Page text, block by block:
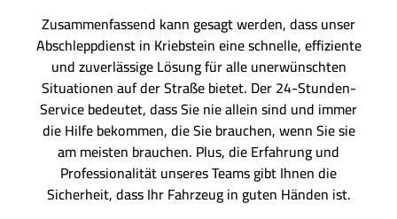
Zusammenfassend kann gesagt werden, dass unser
Abschleppdienst in Kriebstein eine schnelle, effiziente
und zuverlässige Lösung für alle unerwünschten
Situationen auf der Straße bietet. Der 24-Stunden-
Service bedeutet, dass Sie nie allein sind und immer
die Hilfe bekommen, die Sie brauchen, wenn Sie sie
am meisten brauchen. Plus, die Erfahrung und
Professionalität unseres Teams gibt Ihnen die
Sicherheit, dass Ihr Fahrzeug in guten Händen ist.